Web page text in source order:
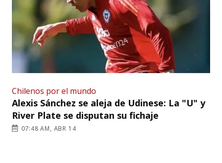
Chilenos por el mundo
Alexis Sánchez se aleja de Udinese: La "U" y
River Plate se disputan su fichaje
07:48 AM, ABR 14